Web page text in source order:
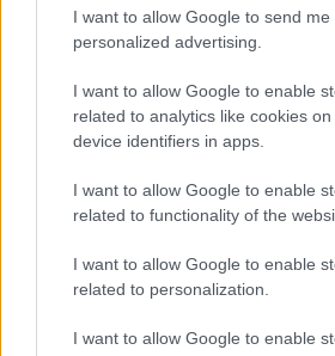
I want to allow Google to send me
personalized advertising.
I want to allow Google to enable
related to analytics like cookies
device identifiers in apps.
I want to allow Google to enable
related to functionality of the
I want to allow Google to enable
related to personalization.
I want to allow Google to enable
Ricevi le nostre
Google News
F
a
T
w
Pi
n
W
h h